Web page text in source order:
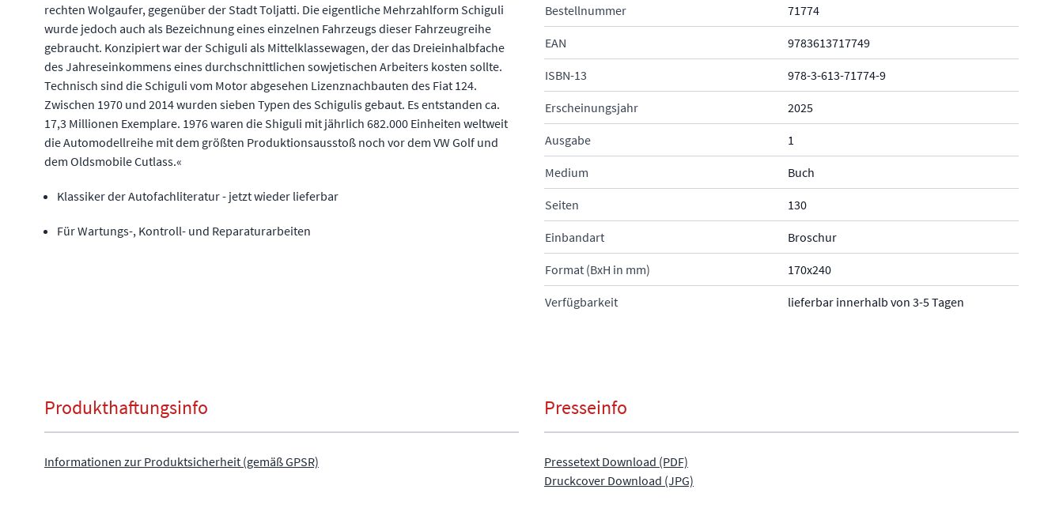
rechten Wolgaufer, gegenüber der Stadt Toljatti. Die eigentliche Mehrzahlform Schiguli
wurde jedoch auch als Bezeichnung eines einzelnen Fahrzeugs dieser Fahrzeugreihe
gebraucht. Konzipiert war der Schiguli als Mittelklassewagen, der das Dreieinhalbfache
des Jahreseinkommens eines durchschnittlichen sowjetischen Arbeiters kosten sollte.
Technisch sind die Schiguli vom Motor abgesehen Lizenznachbauten des Fiat 124.
Zwischen 1970 und 2014 wurden sieben Typen des Schigulis gebaut. Es entstanden ca.
17,3 Millionen Exemplare. 1976 waren die Shiguli mit jährlich 682.000 Einheiten weltweit
die Automodellreihe mit dem größten Produktionsausstoß noch vor dem VW Golf und
dem Oldsmobile Cutlass.«
Klassiker der Autofachliteratur - jetzt wieder lieferbar
Für Wartungs-, Kontroll- und Reparaturarbeiten
Bestellnummer 71774
EAN 9783613717749
ISBN-13 978-3-613-71774-9
Erscheinungsjahr 2025
Ausgabe 1
Medium Buch
Seiten 130
Einbandart Broschur
Format (BxH in mm) 170x240
Verfügbarkeit lieferbar innerhalb von 3-5 Tagen
Produkthaftungsinfo
Informationen zur Produktsicherheit (gemäß GPSR)
Presseinfo
Pressetext Download (PDF)
Druckcover Download (JPG)